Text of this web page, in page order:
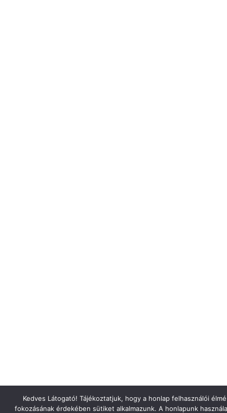
Kedves Látogató! Tájékoztatjuk, hogy a honlap felhasználói
fokozásának érdekében sütiket alkalmazunk. A honlapunk